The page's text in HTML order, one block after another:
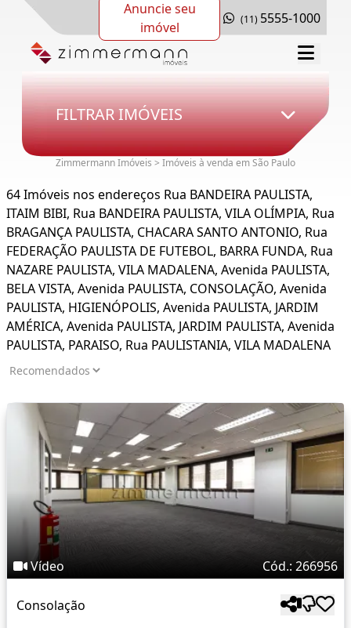
Anuncie seu
imóvel
(11) 5555-1000
FILTRAR IMÓVEIS
Zimmermann Imóveis > Imóveis à venda em São Paulo
64 Imóveis nos endereços Rua BANDEIRA PAULISTA,
ITAIM BIBI, Rua BANDEIRA PAULISTA, VILA OLÍMPIA, Rua
BRAGANÇA PAULISTA, CHACARA SANTO ANTONIO, Rua
FEDERAÇÃO PAULISTA DE FUTEBOL, BARRA FUNDA, Rua
NAZARE PAULISTA, VILA MADALENA, Avenida PAULISTA,
BELA VISTA, Avenida PAULISTA, CONSOLAÇÃO, Avenida
PAULISTA, HIGIENÓPOLIS, Avenida PAULISTA, JARDIM
AMÉRICA, Avenida PAULISTA, JARDIM PAULISTA, Avenida
PAULISTA, PARAISO, Rua PAULISTANIA, VILA MADALENA
Vídeo Cód.: 266956
Consolação